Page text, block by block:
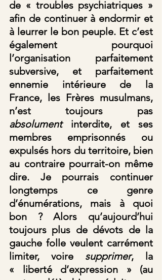
de « troubles psychiatriques »
afin de continuer à endormir et
à leurrer le bon peuple. Et c’est
également pourquoi
l’organisation parfaitement
subversive, et parfaitement
ennemie intérieure de la
France, les Frères musulmans,
absolument interdite, et ses
membres emprisonnés ou
expulsés hors du territoire, bien
au contraire pourrait-on même
dire. Je pourrais continuer
longtemps ce genre
d’énumérations, mais à quoi
bon ? Alors qu’aujourd’hui
toujours plus de dévots de la
gauche folle veulent carrément
limiter, voire supprimer, la
« liberté d’expression » (au